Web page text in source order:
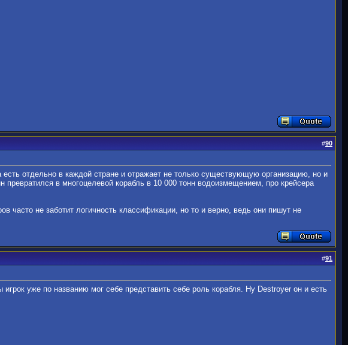
#90
отдельно в каждой стране и отражает не только существующую организацию, но и
в многоцелевой корабль в 10 000 тонн водоизмещением, про крейсера
часто не заботит логичность классификации, но то и верно, ведь они пишут не
#91
уже по названию мог себе представить себе роль корабля. Ну Destroyer он и есть